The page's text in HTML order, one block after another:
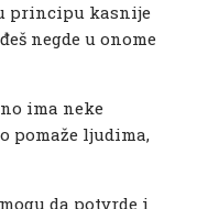
principu kasnije
negde u onome
ima neke
pomaže ljudima,
da potvrde i